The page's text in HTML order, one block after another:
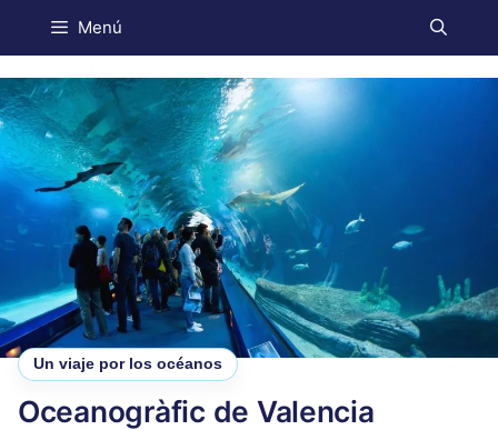
Menú
Un viaje por los océanos
Oceanogràfic de Valencia